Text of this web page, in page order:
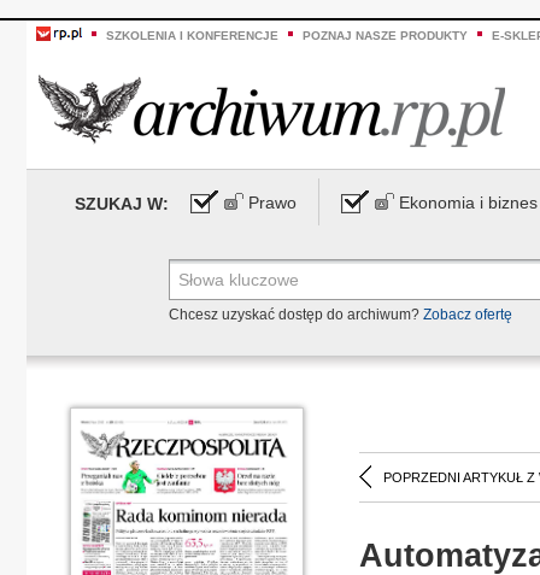
SZKOLENIA I KONFERENCJE POZNAJ NASZE PRODUKTY E-
SZUKAJ W: Prawo Ekonomia i biznes
Chcesz uzyskać dostęp do archiwum? Zobacz ofertę
POPRZEDNI ARTYKUŁ Z